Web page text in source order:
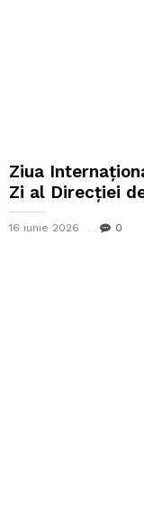
Ziua
Zi al Direcției
16 iunie 2026 0